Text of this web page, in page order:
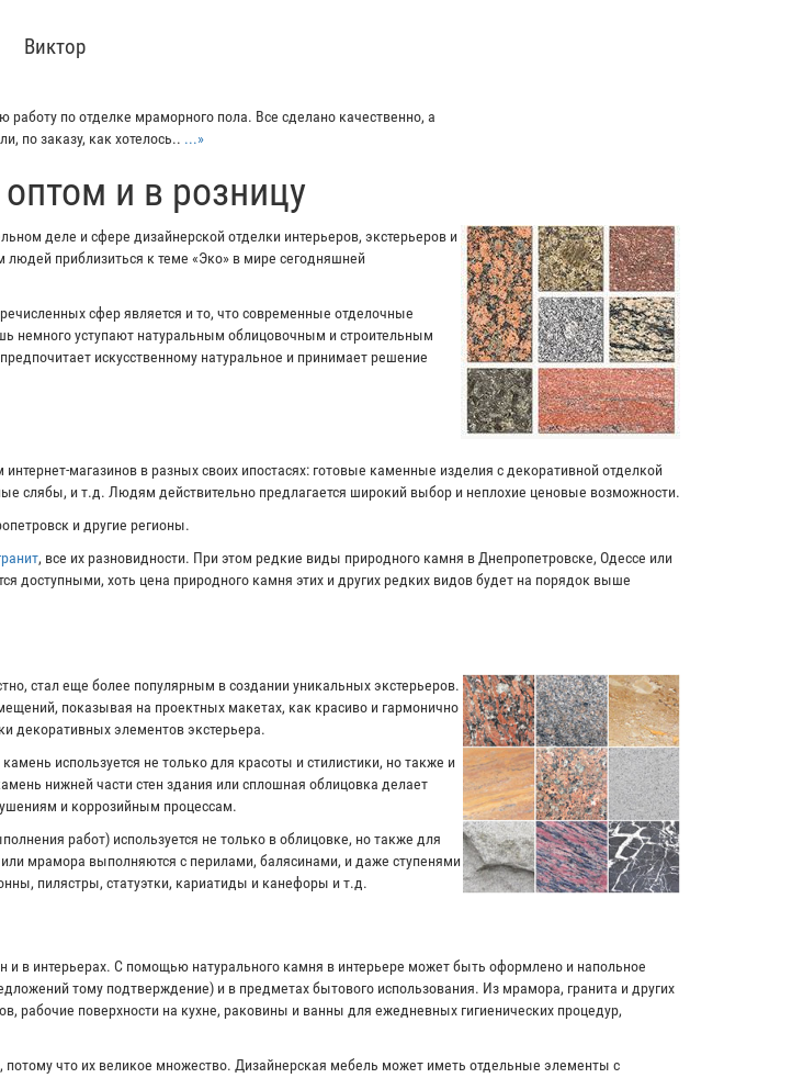
Виктор
по отделке мраморного пола. Все сделано качественно, а
по заказу, как хотелось.. ...»
и в розницу
деле и сфере дизайнерской отделки интерьеров, экстерьеров и
приблизиться к теме «Эко» в мире сегодняшней
сфер является и то, что современные отделочные
немного уступают натуральным облицовочным и строительным
искусственному натуральное и принимает решение
магазинов в разных своих ипостасях: готовые каменные изделия с декоративной отделкой
слябы, и т.д. Людям действительно предлагается широкий выбор и неплохие ценовые возможности.
и другие регионы.
, все их разновидности. При этом редкие виды природного камня в Днепропетровске, Одессе или
доступными, хоть цена природного камня этих и других редких видов будет на порядок выше
стал еще более популярным в создании уникальных экстерьеров.
показывая на проектных макетах, как красиво и гармонично
декоративных элементов экстерьера.
используется не только для красоты и стилистики, но также и
нижней части стен здания или сплошная облицовка делает
и коррозийным процессам.
работ) используется не только в облицовке, но также для
мрамора выполняются с перилами, балясинами, и даже ступенями
пилястры, статуэтки, кариатиды и канефоры и т.д.
в интерьерах. С помощью натурального камня в интерьере может быть оформлено и напольное
тому подтверждение) и в предметах бытового использования. Из мрамора, гранита и других
поверхности на кухне, раковины и ванны для ежедневных гигиенических процедур,
что их великое множество. Дизайнерская мебель может иметь отдельные элементы с